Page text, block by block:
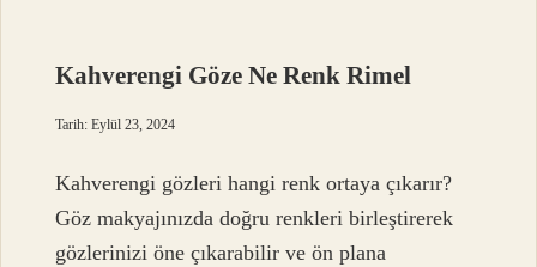
Kahverengi Göze Ne Renk Rimel
Tarih: Eylül 23, 2024
Kahverengi gözleri hangi renk ortaya çıkarır?
Göz makyajınızda doğru renkleri birleştirerek
gözlerinizi öne çıkarabilir ve ön plana